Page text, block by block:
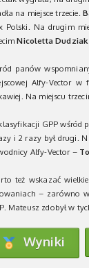
na miejsce trzecie.
Polski. Na drugim
Nicoletta Dudziak
panów
Alfy-Vector
Na miejscu
GPP wśród
i 2 razy był drugi.
Alfy-Vector –
też wskazać
– zarówno
Mateusz zdobył w
Wyniki